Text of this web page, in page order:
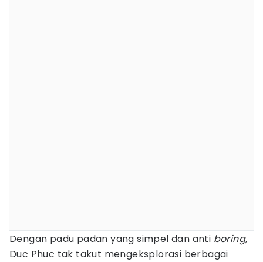
Dengan padu padan yang simpel dan anti boring,
Duc Phuc tak takut mengeksplorasi berbagai